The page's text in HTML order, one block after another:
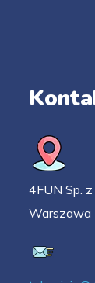
4FUN Sp.
Warszawa